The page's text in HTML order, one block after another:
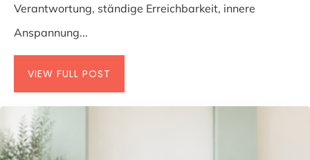
Verantwortung, ständige Erreichbarkeit, innere
Anspannung...
VIEW FULL POST